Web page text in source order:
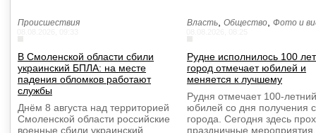
Происшествия
В Смоленской области сбили
украинский БПЛА: на месте
падения обломков работают
службы
Днём 8 августа над территорией
Смоленской области российские
военные сбили украинский
Власть Общество Фото и
Рудне исполнилось 100
город отмечает юбилей и
меняется к лучшему
Рудня отмечает 100-летний
юбилей со дня получения
города. Сегодня здесь
праздничные